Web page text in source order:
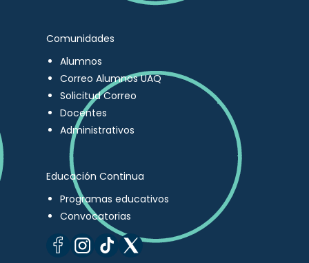
Comunidades
Alumnos
Correo Alumnos UAQ
Solicitud Correo
Docentes
Administrativos
Educación Continua
Programas educativos
Convocatorias